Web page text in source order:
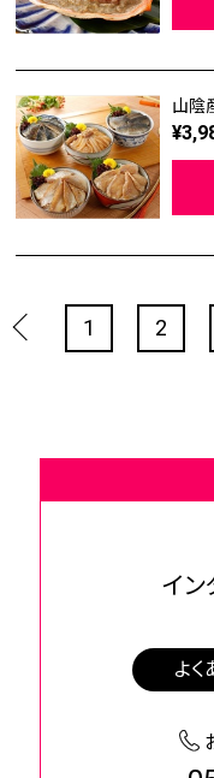
山陰
1 2
イン
よ